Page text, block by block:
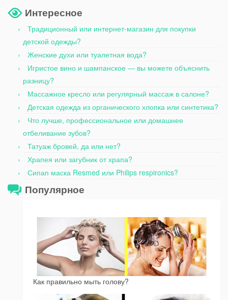
Интересное
Традиционный или интернет-магазин для покупки
детской одежды?
Женские духи или туалетная вода?
Игристое вино и шампанское — вы можете объяснить
разницу?
Массажное кресло или регулярный массаж в салоне?
Детская одежда из органического хлопка или синтетика?
Что лучше, профессиональное или домашнее
отбеливание зубов?
Татуаж бровей, да или нет?
Храпея или загубник от храпа?
Сипап маска Resmed или Philips respironics?
Популярное
Как правильно мыть голову?